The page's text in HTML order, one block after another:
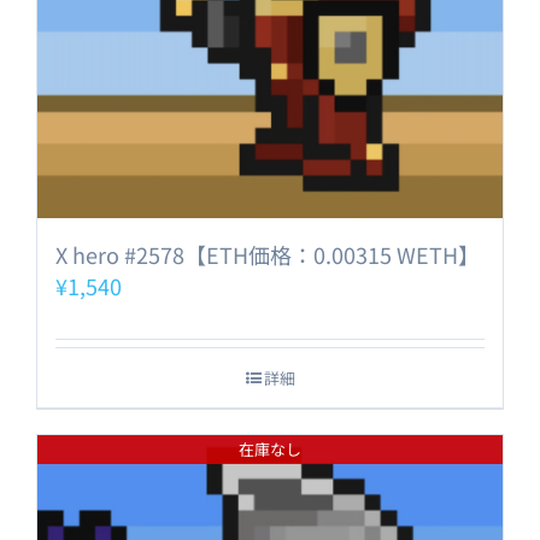
X hero #2578【ETH価格：0.00315 WETH】
¥1,540
詳細
在庫なし